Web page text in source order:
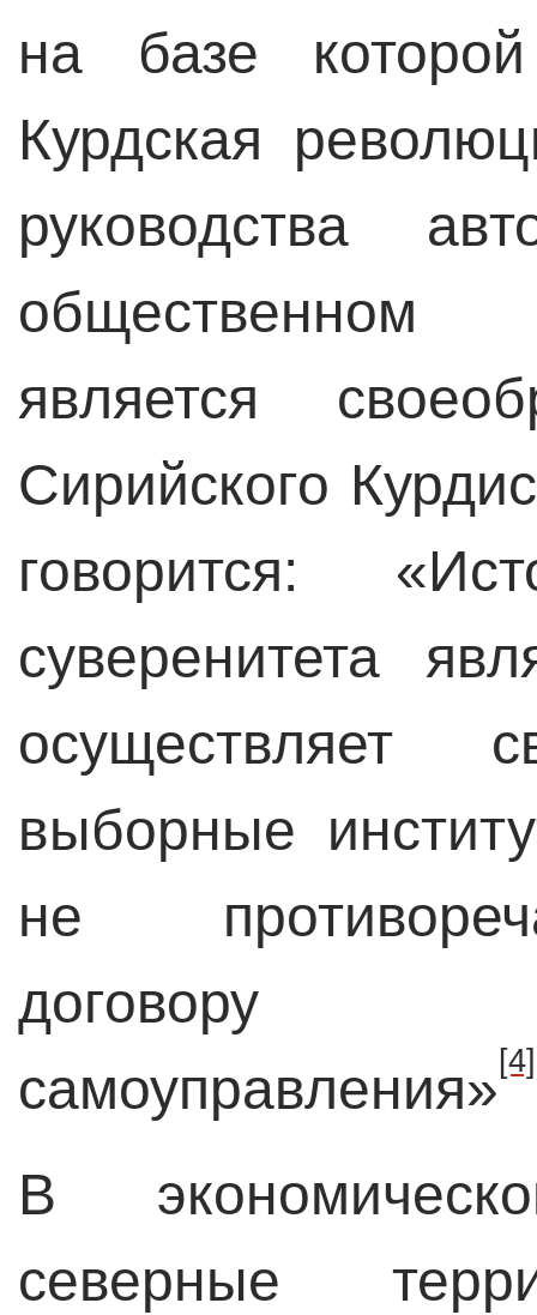
на базе
Курдская
руководства
общественном
является
Сирийского
говорится:
суверенитета
осуществляет
выборные
не
договору
самоуправления» [4]
В
северные